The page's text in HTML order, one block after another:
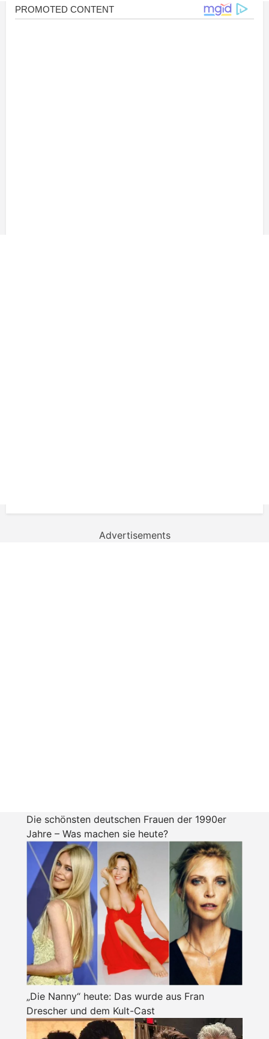
Advertisements
Die schönsten deutschen Frauen der 1990er
Jahre – Was machen sie heute?
„Die Nanny“ heute: Das wurde aus Fran
Drescher und dem Kult-Cast